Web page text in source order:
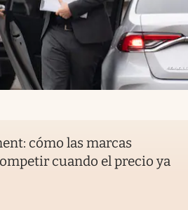
cómo las marcas
cuando el precio ya